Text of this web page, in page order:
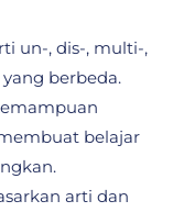
un-, dis-, multi-,
berbeda.
belajar
arti dan